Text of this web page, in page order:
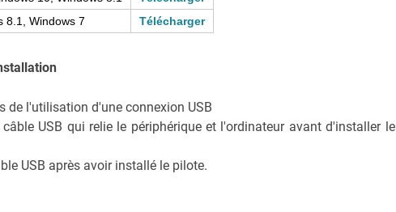
8.1, Windows 7
Télécharger
de l'utilisation d'une connexion USB
câble USB qui relie le périphérique et l'ordinateur avant d'installer le
USB après avoir installé le pilote.